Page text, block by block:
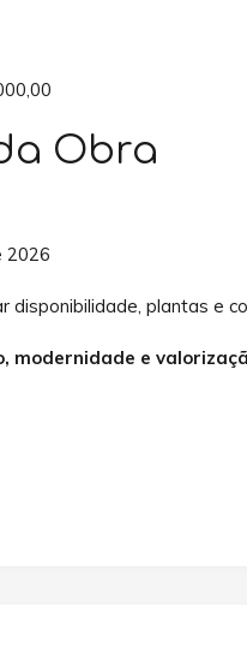
Obra
2026
disponibilidade, plantas e
modernidade e